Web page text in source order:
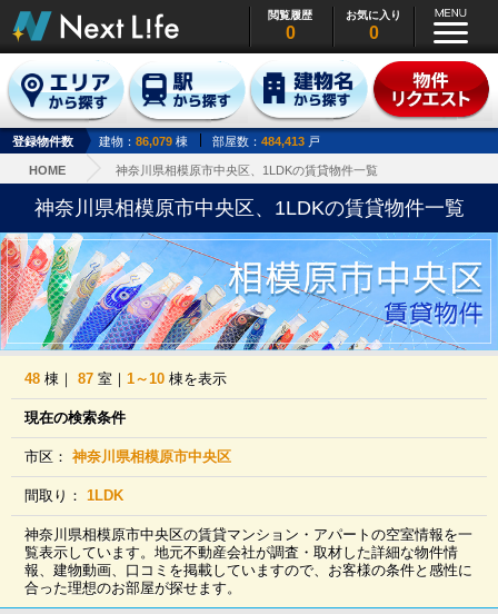
閲覧履歴
0
お気に入り
0
登録物件数 建物： 86,079 棟 部屋数： 484,413 戸
HOME 神奈川県相模原市中央区、1LDKの賃貸物件一覧
神奈川県相模原市中央区、1LDKの賃貸物件一覧
48 棟｜87 室｜1～10 棟を表示
現在の検索条件
市区：神奈川県相模原市中央区
間取り：1LDK
神奈川県相模原市中央区の賃貸マンション・アパートの空室情報を一
覧表示しています。地元不動産会社が調査・取材した詳細な物件情
報、建物動画、口コミを掲載していますので、お客様の条件と感性に
合った理想のお部屋が探せます。